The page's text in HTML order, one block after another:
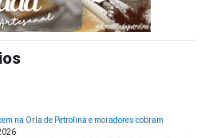
na Orla de Petrolina e moradores cobram